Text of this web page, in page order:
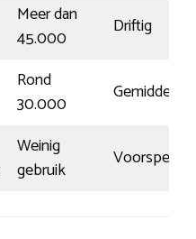
Meer dan
45.000
Driftig
Rond
30.000
Gemiddeld
Weinig
gebruik